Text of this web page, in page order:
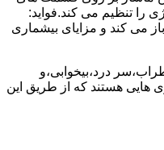
را تنظیم می کند.فواید:
می کند و مزایای بیشماری
درد،بیخوابی،و
هایی هستند که از طریق این